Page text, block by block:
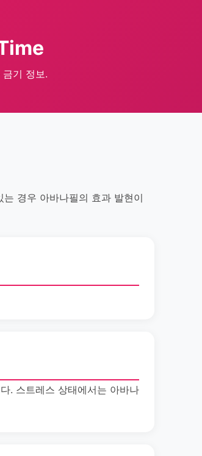
기 정보.
경우 아바나필의 효과 발현이
. 스트레스 상태에서는 아바나